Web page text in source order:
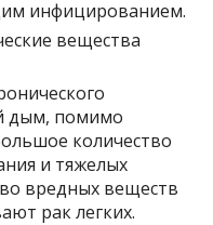
инфицированием.
вещества
дым, помимо
количество
и тяжелых
вредных веществ
рак легких.